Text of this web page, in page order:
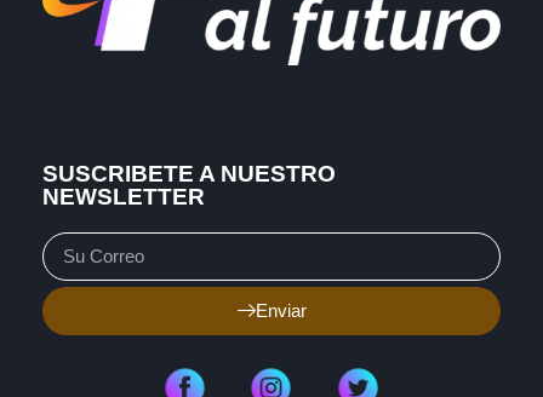
SUSCRIBETE A NUESTRO
NEWSLETTER
Enviar